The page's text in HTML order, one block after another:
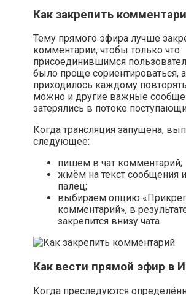
Как закрепить
Тему прямого эфира лучше
комментарии, чтобы только что
присоединившимся
было проще сориентироваться,
приходилось каждому
можно и другие важные
затерялись в потоке
Когда трансляция запущена,
следующее:
пишем в чат комментарий;
жмём на текст сообщения
палец;
выбираем опцию
комментарий», в
закрепится внизу чата.
Как вести прямой эфир в
Когда преследуются